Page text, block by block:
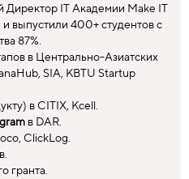
Директор IT Академии Make IT
выпустили 400+ студентов с
87%.
в Центрально-Азиатских
SIA, KBTU Startup
в CITIX, Kcell.
в DAR.
ClickLog.
гранта.